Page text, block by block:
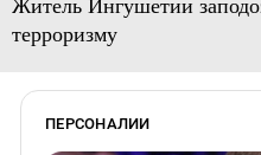
терроризму
ПЕРСОНАЛИИ